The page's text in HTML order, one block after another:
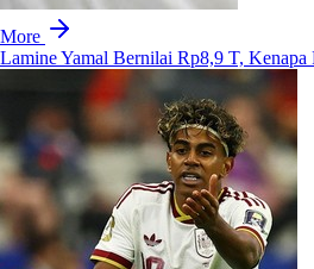
More
Lamine Yamal Bernilai Rp8,9 T,